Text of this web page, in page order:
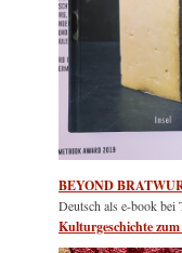
BEYOND
Deutsch als e-book bei
Kulturgeschichte zum